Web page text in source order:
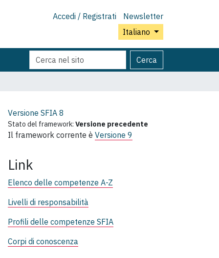
Accedi / Registrati
Newsletter
Italiano
Cerca
nel
Cerca
Ricerca
avanzata…
Versione SFIA 8
Stato del framework: Versione precedente
Il framework corrente è Versione 9
Link
Elenco delle competenze A-Z
Livelli di responsabilità
Profili delle competenze SFIA
Corpi di conoscenza